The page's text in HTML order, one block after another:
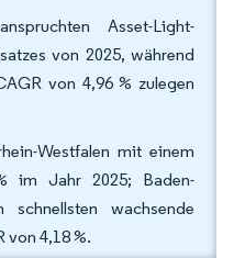
Asset-Light-
von 2025, während
von 4,96 % zulegen
Westfalen mit einem
im Jahr 2025; Baden-
wachsende
von 4,18 %.